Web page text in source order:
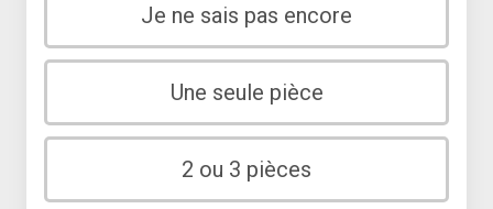
Je ne sais pas encore
Une seule pièce
2 ou 3 pièces